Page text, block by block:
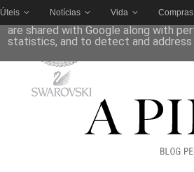
Úteis Notícias Vida Compras
This site uses cookies from Google
are shared with Google along with
statistics, and to detect and address